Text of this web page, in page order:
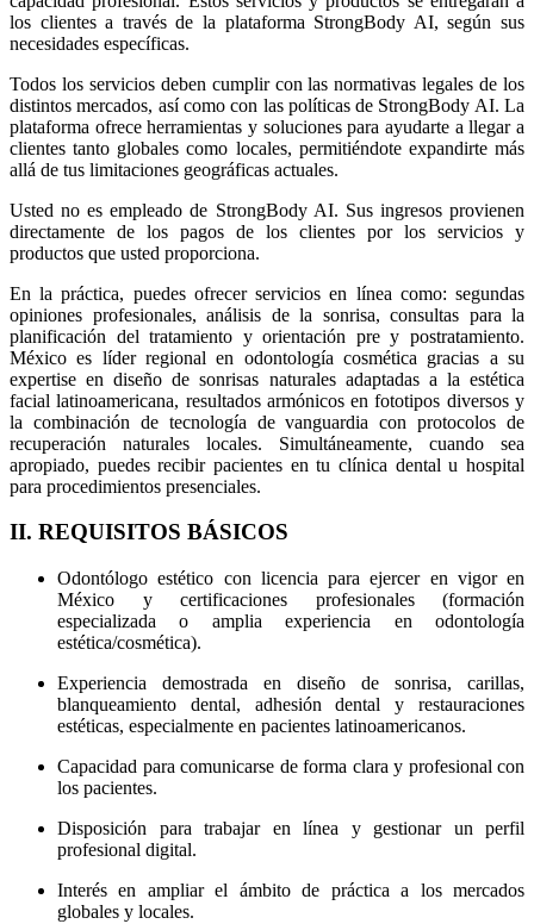
los clientes a través de la plataforma StrongBody AI, según sus
necesidades específicas.
Todos los servicios deben cumplir con las normativas legales de los
distintos mercados, así como con las políticas de StrongBody AI. La
plataforma ofrece herramientas y soluciones para ayudarte a llegar a
clientes tanto globales como locales, permitiéndote expandirte más
allá de tus limitaciones geográficas actuales.
Usted no es empleado de StrongBody AI. Sus ingresos provienen
directamente de los pagos de los clientes por los servicios y
productos que usted proporciona.
En la práctica, puedes ofrecer servicios en línea como: segundas
opiniones profesionales, análisis de la sonrisa, consultas para la
planificación del tratamiento y orientación pre y postratamiento.
México es líder regional en odontología cosmética gracias a su
expertise en diseño de sonrisas naturales adaptadas a la estética
facial latinoamericana, resultados armónicos en fototipos diversos y
la combinación de tecnología de vanguardia con protocolos de
recuperación naturales locales. Simultáneamente, cuando sea
apropiado, puedes recibir pacientes en tu clínica dental u hospital
para procedimientos presenciales.
II. REQUISITOS BÁSICOS
Odontólogo estético con licencia para ejercer en vigor en
México y certificaciones profesionales (formación
especializada o amplia experiencia en odontología
estética/cosmética).
Experiencia demostrada en diseño de sonrisa, carillas,
blanqueamiento dental, adhesión dental y restauraciones
estéticas, especialmente en pacientes latinoamericanos.
Capacidad para comunicarse de forma clara y profesional con
los pacientes.
Disposición para trabajar en línea y gestionar un perfil
profesional digital.
Interés en ampliar el ámbito de práctica a los mercados
globales y locales.